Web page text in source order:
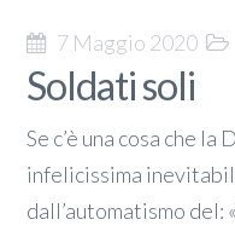
7 Maggio 2020
Soldati soli
Se c’è una cosa che
infelicissima
dall’automatismo